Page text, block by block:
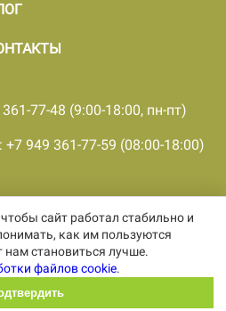
77-48 (9:00-18:00, пн-пт)
949 361-77-59 (08:00-18:00)
защищены, ООО «ПКМФ «Ольвия-
КПП 930301001
сайт работал стабильно и
как им пользуются
нам становиться лучше.
файлов cookie.